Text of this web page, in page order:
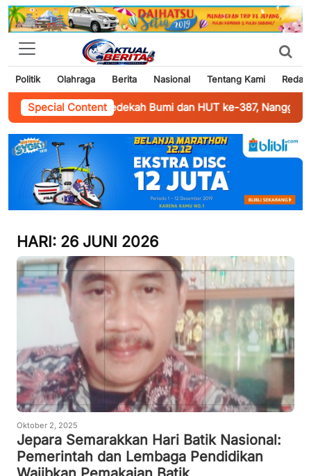
Politik Olahraga Berita Nasional Tentang Kami
Special Content
Gelar Sedekah Bumi dan HUT ke-387, Nanggap
HARI: 26 JUNI 2026
Oktober 2, 2025
Jepara Semarakkan Hari Batik Nasional:
Pemerintah dan Lembaga Pendidikan